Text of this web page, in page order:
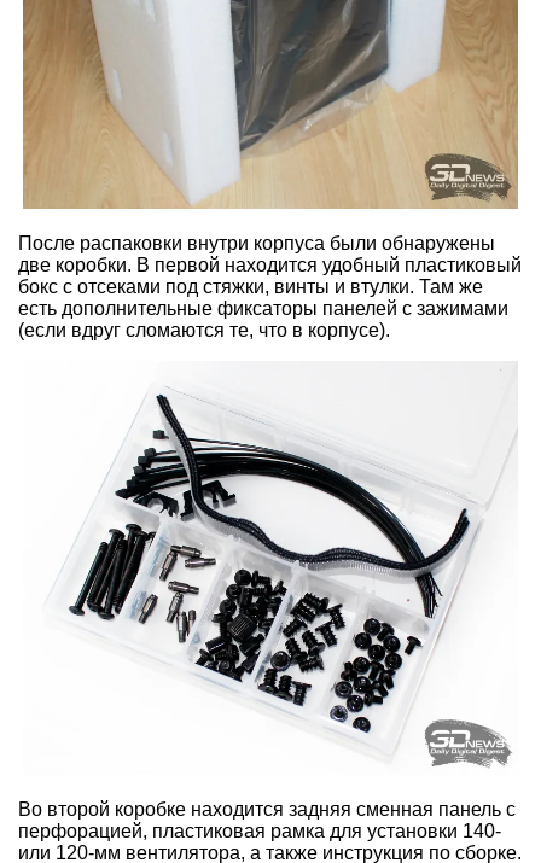
После распаковки внутри корпуса были обнаружены
две коробки. В первой находится удобный пластиковый
бокс с отсеками под стяжки, винты и втулки. Там же
есть дополнительные фиксаторы панелей с зажимами
(если вдруг сломаются те, что в корпусе).
Во второй коробке находится задняя сменная панель с
перфорацией, пластиковая рамка для установки 140-
или 120-мм вентилятора, а также инструкция по сборке.